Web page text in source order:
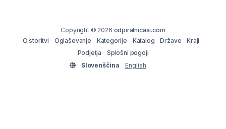
Copyright © 2026 odpiralnicasi.com
O storitvi
Oglaševanje Kategorije Katalog Države
Kraji
Podjetja
Splošni pogoji
Slovenščina
English